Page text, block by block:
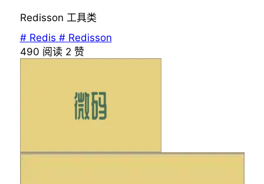
Redisson 工具类
# Redis # Redisson
490 阅读 2 赞